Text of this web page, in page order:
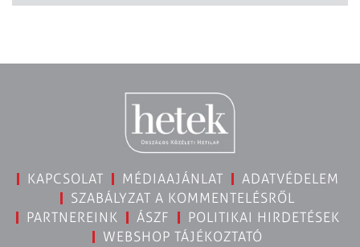
KAPCSOLAT MÉDIAAJÁNLAT
ADATVÉDELEM
SZABÁLYZAT A KOMMENTELÉSRŐL
PARTNEREINK
ÁSZF
POLITIKAI HIRDETÉSEK
WEBSHOP TÁJÉKOZTATÓ